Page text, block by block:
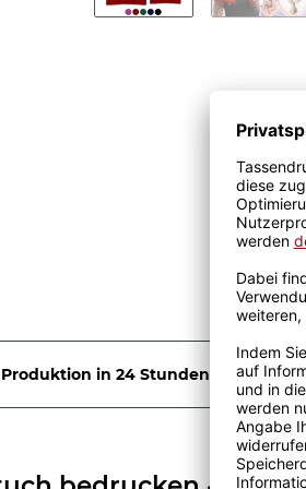
Produktion in 24 Stunden